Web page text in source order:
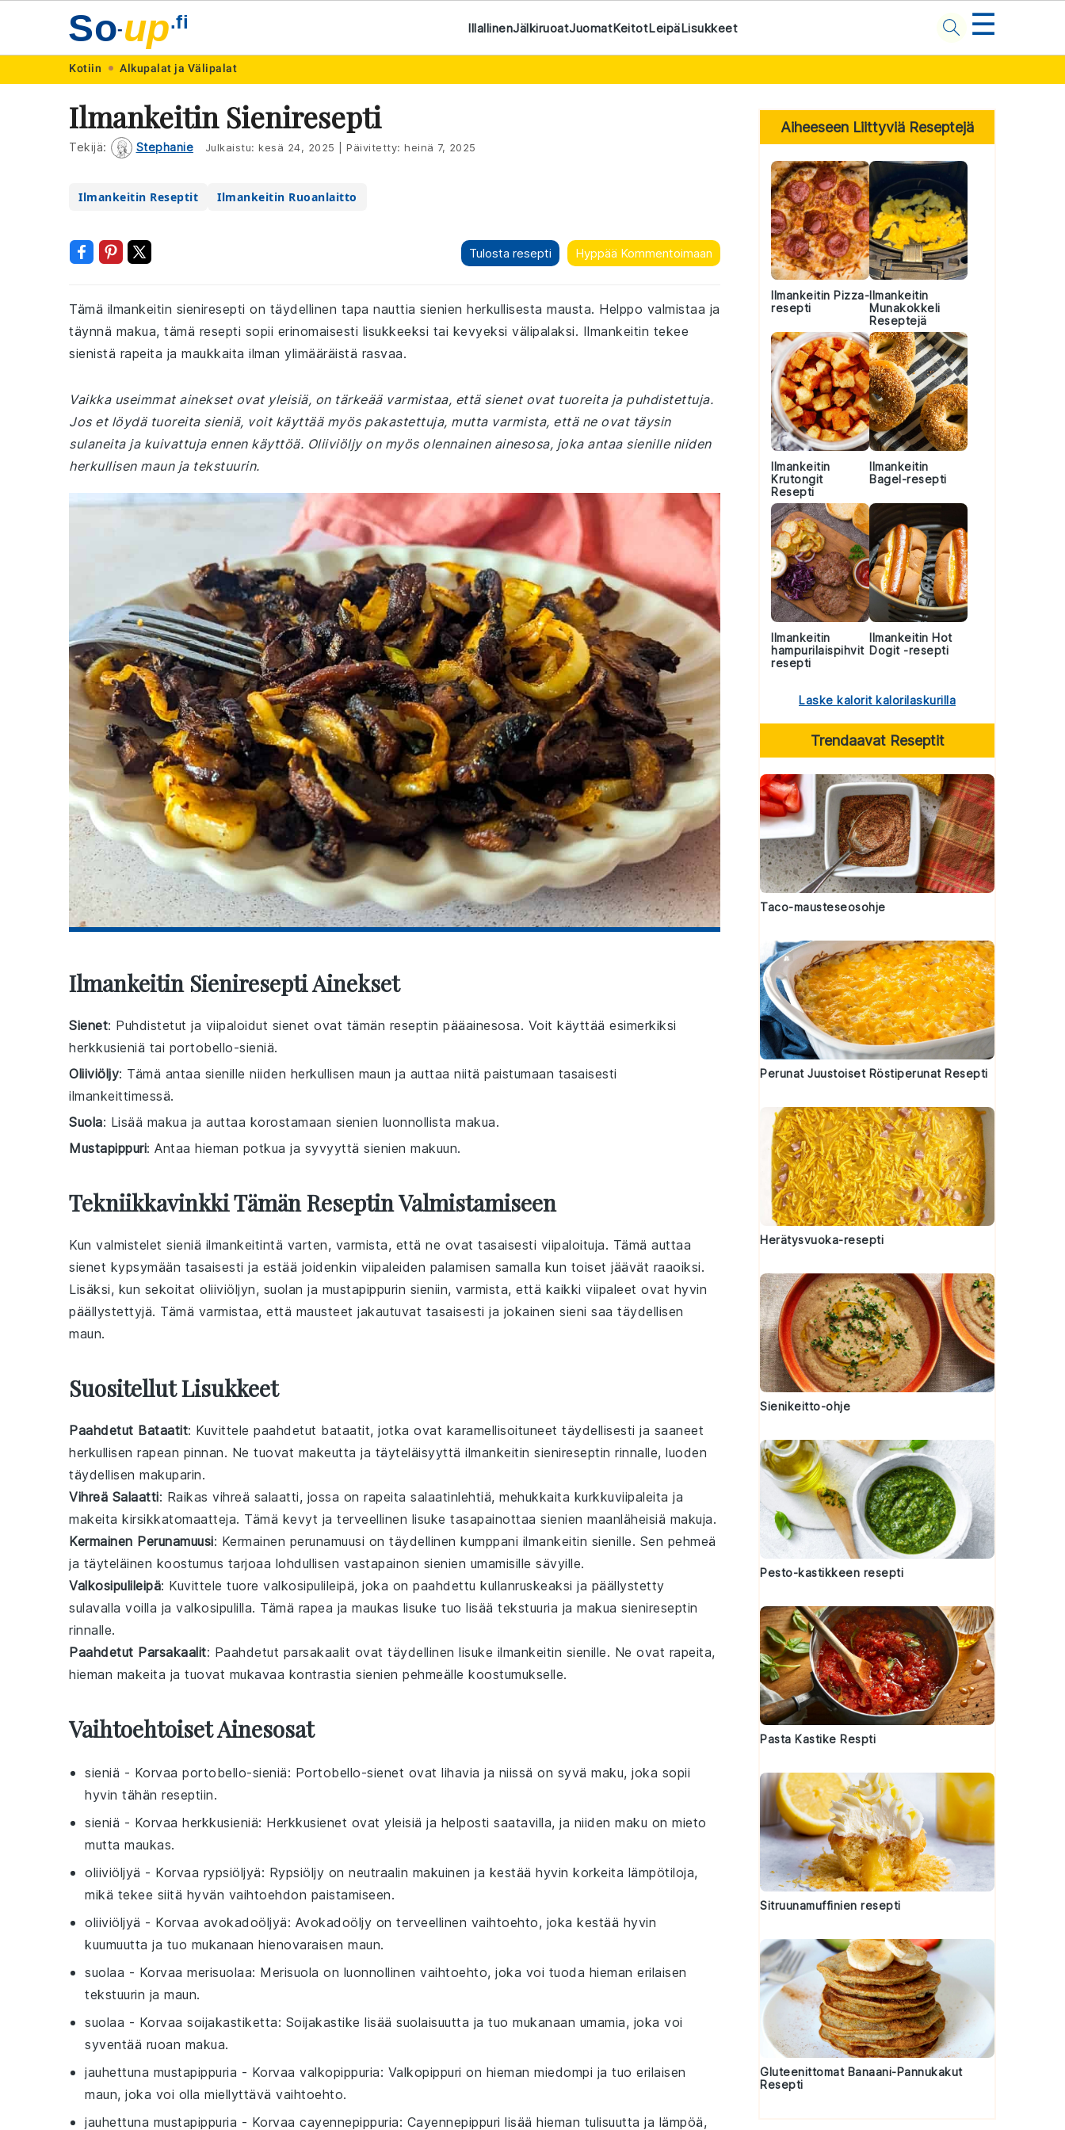
navigation
content
So-up.fi IllallinenJälkiruoatJuomatKeitotLeipäLisukkeet ☰
Kotiin Alkupalat ja Välipalat
Ilmankeitin Sieniresepti
Tekijä: Stephanie Julkaistu: kesä 24, 2025 Päivitetty: heinä 7, 2025
Ilmankeitin Reseptit Ilmankeitin Ruoanlaitto
Tulosta resepti Hyppää Kommentoimaan
Tämä ilmankeitin sieniresepti on täydellinen tapa nauttia sienien herkullisesta mausta. Helppo valmistaa ja
täynnä makua, tämä resepti sopii erinomaisesti lisukkeeksi tai kevyeksi välipalaksi. Ilmankeitin tekee
sienistä rapeita ja maukkaita ilman ylimääräistä rasvaa.
Vaikka useimmat ainekset ovat yleisiä, on tärkeää varmistaa, että sienet ovat tuoreita ja puhdistettuja.
Jos et löydä tuoreita sieniä, voit käyttää myös pakastettuja, mutta varmista, että ne ovat täysin
sulaneita ja kuivattuja ennen käyttöä. Oliiviöljy on myös olennainen ainesosa, joka antaa sienille niiden
herkullisen maun ja tekstuurin.
Ilmankeitin Sieniresepti Ainekset
Sienet: Puhdistetut ja viipaloidut sienet ovat tämän reseptin pääainesosa. Voit käyttää esimerkiksi
herkkusieniä tai portobello-sieniä.
Oliiviöljy: Tämä antaa sienille niiden herkullisen maun ja auttaa niitä paistumaan tasaisesti
ilmankeittimessä.
Suola: Lisää makua ja auttaa korostamaan sienien luonnollista makua.
Mustapippuri: Antaa hieman potkua ja syvyyttä sienien makuun.
Tekniikkavinkki Tämän Reseptin Valmistamiseen
Kun valmistelet sieniä ilmankeitintä varten, varmista, että ne ovat tasaisesti viipaloituja. Tämä auttaa
sienet kypsymään tasaisesti ja estää joidenkin viipaleiden palamisen samalla kun toiset jäävät raaoiksi.
Lisäksi, kun sekoitat oliiviöljyn, suolan ja mustapippurin sieniin, varmista, että kaikki viipaleet ovat hyvin
päällystettyjä. Tämä varmistaa, että mausteet jakautuvat tasaisesti ja jokainen sieni saa täydellisen
maun.
Suositellut Lisukkeet
Paahdetut Bataatit: Kuvittele paahdetut bataatit, jotka ovat karamellisoituneet täydellisesti ja saaneet
herkullisen rapean pinnan. Ne tuovat makeutta ja täyteläisyyttä ilmankeitin sienireseptin rinnalle, luoden
täydellisen makuparin.
Vihreä Salaatti: Raikas vihreä salaatti, jossa on rapeita salaatinlehtiä, mehukkaita kurkkuviipaleita ja
makeita kirsikkatomaatteja. Tämä kevyt ja terveellinen lisuke tasapainottaa sienien maanläheisiä makuja.
Kermainen Perunamuusi: Kermainen perunamuusi on täydellinen kumppani ilmankeitin sienille. Sen pehmeä
ja täyteläinen koostumus tarjoaa lohdullisen vastapainon sienien umamisille sävyille.
Valkosipulileipä: Kuvittele tuore valkosipulileipä, joka on paahdettu kullanruskeaksi ja päällystetty
sulavalla voilla ja valkosipulilla. Tämä rapea ja maukas lisuke tuo lisää tekstuuria ja makua sienireseptin
rinnalle.
Paahdetut Parsakaalit: Paahdetut parsakaalit ovat täydellinen lisuke ilmankeitin sienille. Ne ovat rapeita,
hieman makeita ja tuovat mukavaa kontrastia sienien pehmeälle koostumukselle.
Vaihtoehtoiset Ainesosat
sieniä - Korvaa portobello-sieniä: Portobello-sienet ovat lihavia ja niissä on syvä maku, joka sopii
hyvin tähän reseptiin.
sieniä - Korvaa herkkusieniä: Herkkusienet ovat yleisiä ja helposti saatavilla, ja niiden maku on mieto
mutta maukas.
oliiviöljyä - Korvaa rypsiöljyä: Rypsiöljy on neutraalin makuinen ja kestää hyvin korkeita lämpötiloja,
mikä tekee siitä hyvän vaihtoehdon paistamiseen.
oliiviöljyä - Korvaa avokadoöljyä: Avokadoöljy on terveellinen vaihtoehto, joka kestää hyvin
kuumuutta ja tuo mukanaan hienovaraisen maun.
suolaa - Korvaa merisuolaa: Merisuola on luonnollinen vaihtoehto, joka voi tuoda hieman erilaisen
tekstuurin ja maun.
suolaa - Korvaa soijakastiketta: Soijakastike lisää suolaisuutta ja tuo mukanaan umamia, joka voi
syventää ruoan makua.
jauhettuna mustapippuria - Korvaa valkopippuria: Valkopippuri on hieman miedompi ja tuo erilaisen
maun, joka voi olla miellyttävä vaihtoehto.
jauhettuna mustapippuria - Korvaa cayennepippuria: Cayennepippuri lisää hieman tulisuutta ja lämpöä,
Primary
Sidebar
Aiheeseen Liittyviä Reseptejä
Ilmankeitin Pizza-
resepti
Ilmankeitin
Munakokkeli
Reseptejä
Ilmankeitin
Krutongit
Resepti
Ilmankeitin
Bagel-resepti
Ilmankeitin
hampurilaispihvit
resepti
Ilmankeitin Hot
Dogit -resepti
Laske kalorit kalorilaskurilla
Trendaavat Reseptit
Taco-mausteseosohje
Perunat Juustoiset Röstiperunat Resepti
Herätysvuoka-resepti
Sienikeitto-ohje
Pesto-kastikkeen resepti
Pasta Kastike Respti
Sitruunamuffinien resepti
Gluteenittomat Banaani-Pannukakut
Resepti